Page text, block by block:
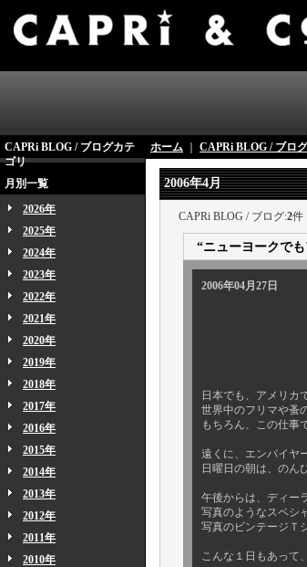
CAPRi BLOG / ブログカテ
ゴリ
月別一覧
2026年
2025年
2024年
2023年
2022年
2021年
2020年
2019年
2018年
2017年
2016年
2015年
2014年
2013年
2012年
2011年
2010年
ホーム CAPRi BLOG / ブログ
2006年4月
CAPRi BLOG / ブログ:2件
“ニューヨークで
2006年04月27日
日本でも、アメリカ
世界中のフリマや蚤
もちろん、この仕事
遠くに、エンパイヤ
日曜日の朝は、のん
午後からは、ディー
写真のようなスペシ
写真のビンテージＴ
こんな１日もあって